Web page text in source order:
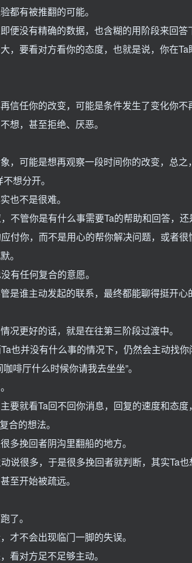
都有被推翻的可能。
便没有精确的数据，也含糊的用阶段来回答
，要看对方看你的态度，也就是说，你在Ta
信任你的改变，可能是条件发生了变化你
想，甚至拒绝、厌恶。
，可能是想再观察一段时间你的改变，总
想分开。
也不是很难。
不管你是有什么事需要Ta的帮助和回答，还
付你，而不是用心的帮你解决问题，或者
。
有任何复合的意愿。
是谁主动发起的联系，最终都能聊得挺开
况更好的话，就是在往第三阶段过渡中。
也并没有什么事的情况下，仍然会主动找
啡厅什么时候你请我去坐坐”。
要就看Ta回不回你消息，回复的速度和态
合的想法。
多挽回者阴沟里翻船的地方。
说很多，于是很多挽回者就判断，其实Ta也
至开始被疏远。
了。
才不会出现临门一脚的失误。
看对方足不足够主动。